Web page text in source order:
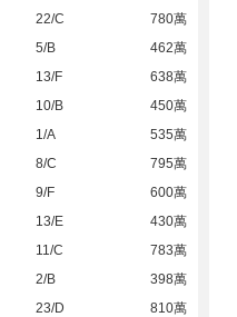
22/C
780萬
5/B
462萬
13/F
638萬
10/B
450萬
1/A
535萬
8/C
795萬
9/F
600萬
13/E
430萬
11/C
783萬
2/B
398萬
23/D
810萬